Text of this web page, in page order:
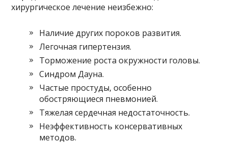
хирургическое лечение неизбежно:
Наличие других пороков развития.
Легочная гипертензия.
Торможение роста окружности головы.
Синдром Дауна.
Частые простуды, особенно
обостряющиеся пневмонией.
Тяжелая сердечная недостаточность.
Неэффективность консервативных
методов.